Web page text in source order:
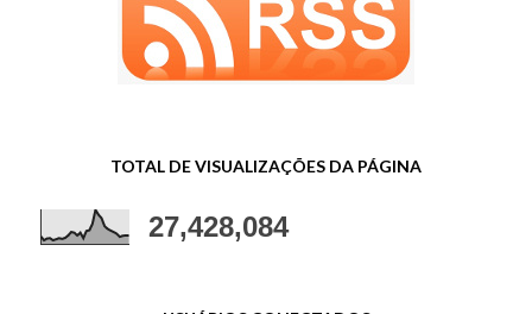
TOTAL DE VISUALIZAÇÕES DA PÁGINA
27,428,084